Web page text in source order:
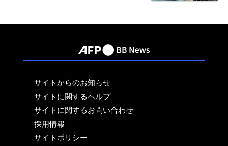
サイトからのお知らせ
サイトに関するヘルプ
サイトに関するお問い合わせ
採用情報
サイトポリシー